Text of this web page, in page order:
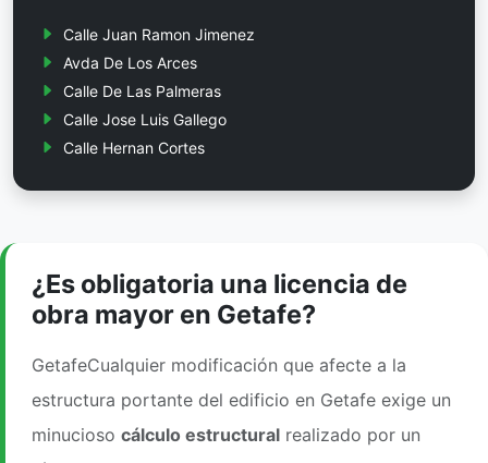
Calle Juan Ramon Jimenez
Avda De Los Arces
Calle De Las Palmeras
Calle Jose Luis Gallego
Calle Hernan Cortes
¿Es obligatoria una licencia de
obra mayor en Getafe?
GetafeCualquier modificación que afecte a la
estructura portante del edificio en Getafe exige un
minucioso cálculo estructural realizado por un